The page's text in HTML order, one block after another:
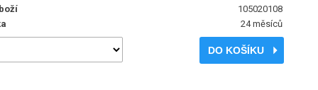
105020108
24 měsíců
DO KOŠÍKU